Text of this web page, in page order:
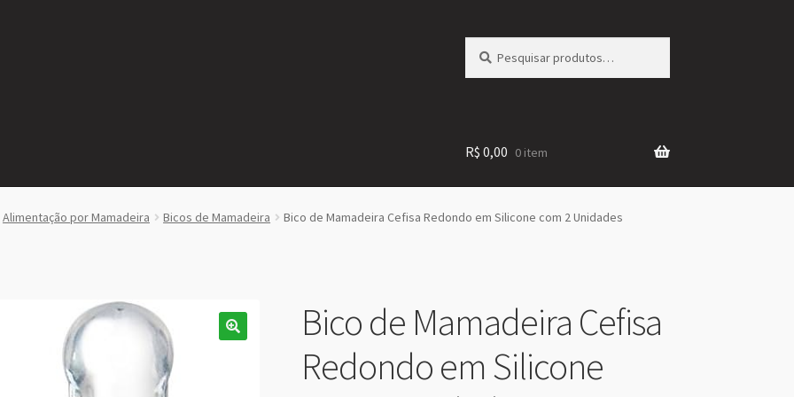
por:
R$ 0,00 0 item
Alimentação por Mamadeira Bicos de Mamadeira Bico de Mamadeira Cefisa Redondo em Silicone com 2 Unidades
Bico de Mamadeira Cefisa
Redondo em Silicone